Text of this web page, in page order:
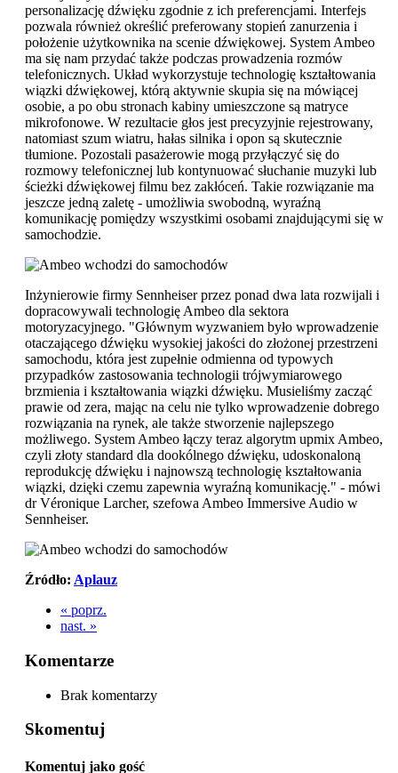
personalizację dźwięku zgodnie z ich preferencjami. Interfejs
pozwala również określić preferowany stopień zanurzenia i
położenie użytkownika na scenie dźwiękowej. System Ambeo
ma się nam przydać także podczas prowadzenia rozmów
telefonicznych. Układ wykorzystuje technologię kształtowania
wiązki dźwiękowej, którą aktywnie skupia się na mówiącej
osobie, a po obu stronach kabiny umieszczone są matryce
mikrofonowe. W rezultacie głos jest precyzyjnie rejestrowany,
natomiast szum wiatru, hałas silnika i opon są skutecznie
tłumione. Pozostali pasażerowie mogą przyłączyć się do
rozmowy telefonicznej lub kontynuować słuchanie muzyki lub
ścieżki dźwiękowej filmu bez zakłóceń. Takie rozwiązanie ma
jeszcze jedną zaletę - umożliwia swobodną, wyraźną
komunikację pomiędzy wszystkimi osobami znajdującymi się w
samochodzie.
Inżynierowie firmy Sennheiser przez ponad dwa lata rozwijali i
dopracowywali technologię Ambeo dla sektora
motoryzacyjnego. "Głównym wyzwaniem było wprowadzenie
otaczającego dźwięku wysokiej jakości do złożonej przestrzeni
samochodu, która jest zupełnie odmienna od typowych
przypadków zastosowania technologii trójwymiarowego
brzmienia i kształtowania wiązki dźwięku. Musieliśmy zacząć
prawie od zera, mając na celu nie tylko wprowadzenie dobrego
rozwiązania na rynek, ale także stworzenie najlepszego
możliwego. System Ambeo łączy teraz algorytm upmix Ambeo,
czyli złoty standard dla dookólnego dźwięku, udoskonaloną
reprodukcję dźwięku i najnowszą technologię kształtowania
wiązki, dzięki czemu zapewnia wyraźną komunikację." - mówi
dr Véronique Larcher, szefowa Ambeo Immersive Audio w
Sennheiser.
Źródło: Aplauz
« poprz.
nast. »
Komentarze
Brak komentarzy
Skomentuj
Komentuj jako gość